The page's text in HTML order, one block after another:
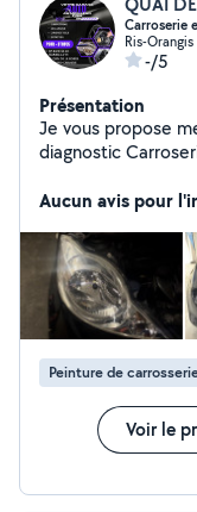
Carroserie
Ris-
-/5
Présentation
Je vous propose
diagnostic
pas à me
Aucun avis pour
Peinture de
Voir le